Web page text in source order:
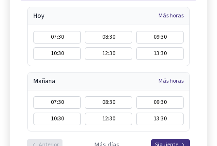
Hoy Más horas
07:30 08:30
09:30
10:30
12:30 13:30
Mañana Más horas
07:30 08:30
09:30
10:30
12:30 13:30